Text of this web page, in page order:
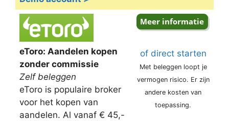
eToro: Aandelen kopen
zonder commissie
Zelf beleggen
eToro is populaire broker
voor het kopen van
aandelen. Al vanaf € 45,-
of direct starten
Met beleggen loopt je
vermogen risico. Er zijn
andere kosten van
toepassing.